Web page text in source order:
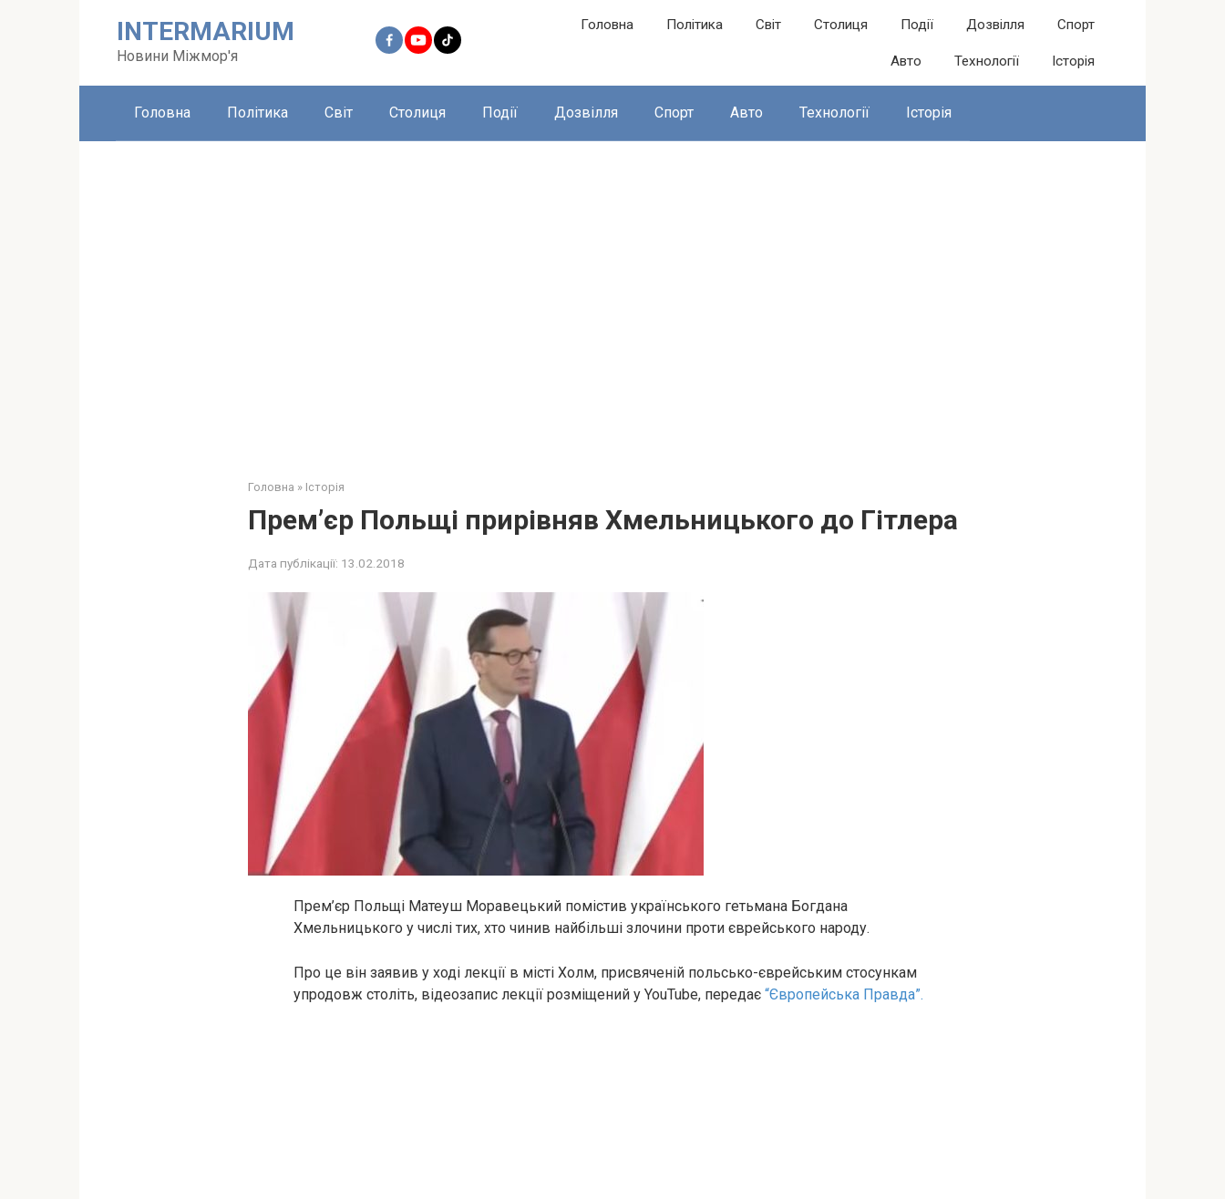
INTERMARIUM
Новини Міжмор'я
Головна Політика Світ Столиця Події Дозвілля Спорт
Авто Технології Історія
Головна Політика Світ Столиця Події Дозвілля Спорт Авто Технології Історія
Головна » Історія
Прем’єр Польщі прирівняв Хмельницького до Гітлepа
Дата публікації: 13.02.2018
Прем’єр Польщі Матеуш Моравецький помістив українського гетьмана Богдана
Хмельницького у числі тих, хто чинив найбільші злoчини проти єврейського народу.
Про це він заявив у ході лекції в місті Холм, присвяченій польсько-єврейським стосункам
упродовж століть, відеозапис лекції розміщений у YouTube, передає “Європейська Правда”.